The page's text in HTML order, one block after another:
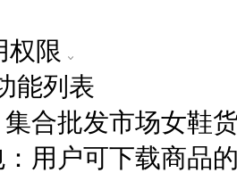
权限
能列表
合批发市场女鞋
用户可下载商品